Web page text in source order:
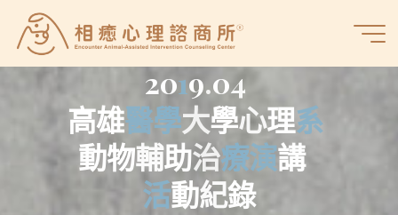
content
癒
理
諮
商
所
活動紀錄
2019.04
高雄醫學大學心理系
動物輔助治療演講
活動紀錄